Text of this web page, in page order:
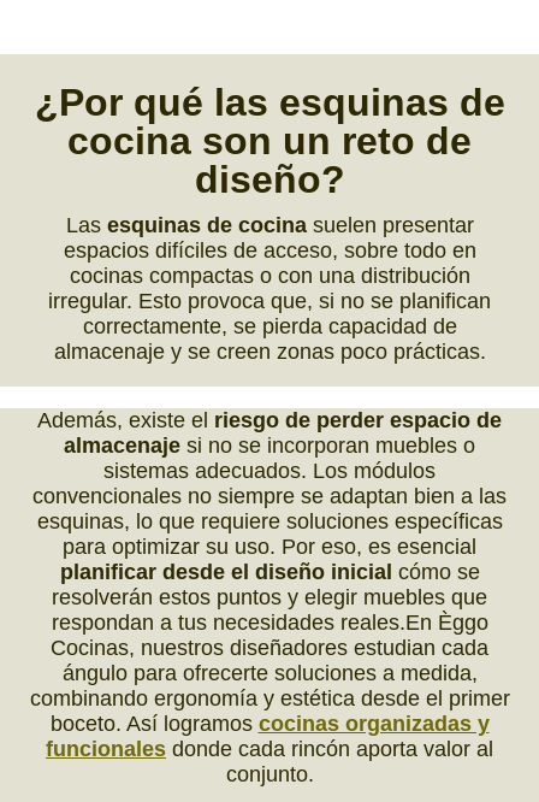
¿Por qué las esquinas de
cocina son un reto de
diseño?
Las esquinas de cocinasuelen presentar
espacios difíciles de acceso, sobre todo en
cocinas compactas o con una distribución
irregular. Esto provoca que, si no se planifican
correctamente, se pierda capacidad de
almacenaje y se creen zonas poco prácticas.
Además, existe el riesgo de perder espacio de
almacenaje si no se incorporan muebles o
sistemas adecuados. Los módulos
convencionales no siempre se adaptan bien a las
esquinas, lo que requiere soluciones específicas
para optimizar su uso. Por eso, es esencial
planificar desde el diseño inicial cómo se
resolverán estos puntos y elegir muebles que
respondan a tus necesidades reales.En Èggo
Cocinas, nuestros diseñadores estudian cada
ángulo para ofrecerte soluciones a medida,
combinando ergonomía y estética desde el primer
boceto. Así logramos cocinas organizadas y
funcionales donde cada rincón aporta valor al
conjunto.